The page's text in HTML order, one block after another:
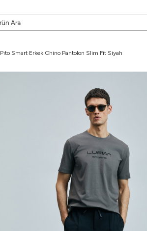
Pıto Smart Erkek Chino Pantolon Slim Fit Siyah